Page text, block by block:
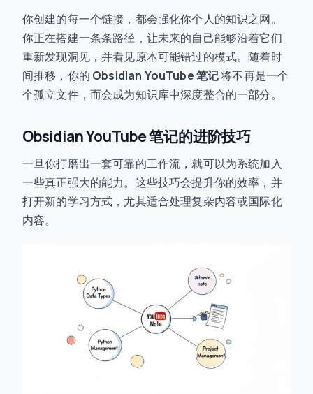
你创建的每一个链接，都会强化你个人的知识之网。
你正在搭建一条条路径，让未来的自己能够沿着它们
重新发现洞见，并看见原本可能错过的模式。随着时
间推移，你的 Obsidian YouTube 笔记将不再是一个
个孤立文件，而会成为知识库中深度整合的一部分。
Obsidian YouTube 笔记的进阶技巧
一旦你打磨出一套可靠的工作流，就可以为系统加入
一些真正强大的能力。这些技巧会提升你的效率，并
打开新的学习方式，尤其适合处理复杂内容或国际化
内容。